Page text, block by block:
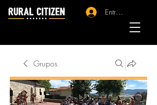
Entrar - Registro
Grupos